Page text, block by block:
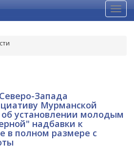
Запада
Мурманской
установлении молодым
надбавки к
в полном размере с